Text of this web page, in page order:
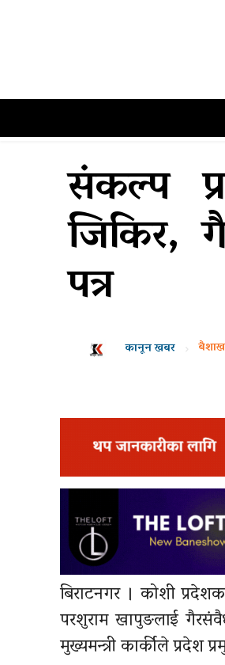
संकल्प
जिकिर,
पत्र
कानून खबर
बिराटनगर । कोशी
परशुराम खापुङलाई
मुख्यमन्त्री कार्कीले प्रदेश